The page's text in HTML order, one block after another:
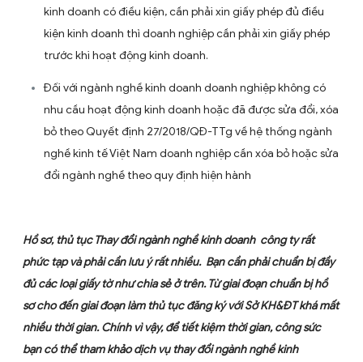
Doanh nghiệp cần nắm được ngành nghề được
bổ sung có thuộc danh mục ngành nghề kinh
Doanh nghiệp phải thực hiện mã hóa ngành nghề
doanh muốn thay đổi bổ sung đó về ngành nghề
doanh cấp 4 quy định tại hệ thống ngành nghề
thay đổi bổ sung ngành nghề doanh nghiệp cần
chỉnh vốn để đáp ứng điều kiện về vốn (thông
không cần chứng minh có đủ vốn ngay tại thời
sung thay đổi đăng ký kinh doanh). Tuy nhien, khi đi
hoạt động đối với một số ngành nghề cần xác nhận